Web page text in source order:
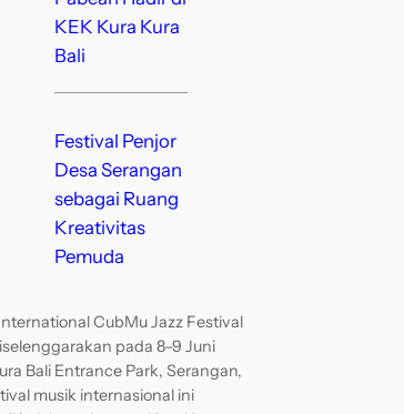
KEK Kura Kura
Bali
Festival Penjor
Desa Serangan
sebagai Ruang
Kreativitas
Pemuda
CubMu Jazz Festival
pada 8–9 Juni
Bali Entrance Park, Serangan,
musik internasional ini